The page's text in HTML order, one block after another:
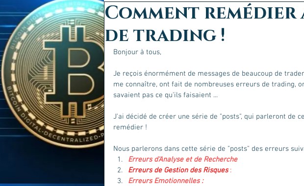
Comment
de trading !
Bonjour à tous,
Je reçois énormément de messages de beaucoup de
me connaître, ont fait de nombreuses erreurs de trading,
savaient pas ce qu'ils faisaient ...
J'ai décidé de créer une série de "posts", qui parleront de
remédier !
Nous parlerons dans cette série de "posts" des erreurs
Erreurs d'Analyse et de Recherche
Erreurs de Gestion des Risques :
Erreurs Emotionnelles :.